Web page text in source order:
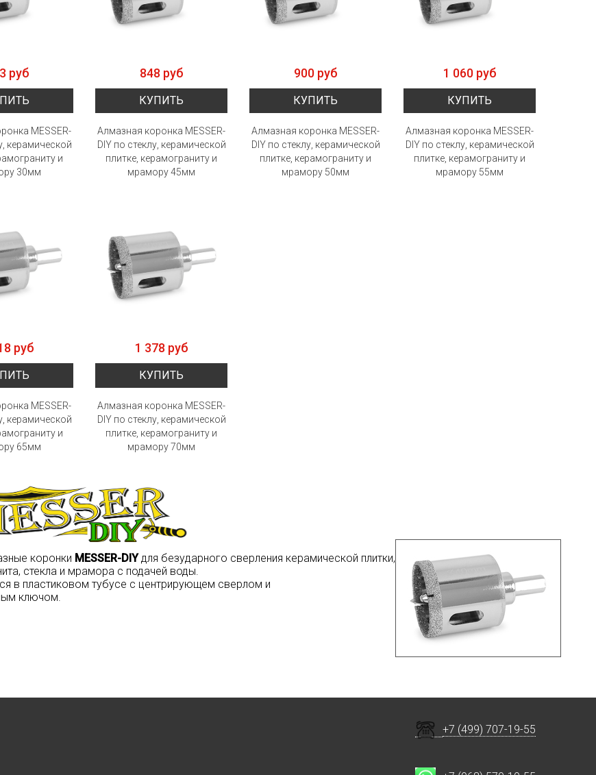
руб
MESSER-
керамической
и
30мм
848 руб
КУПИТЬ
Алмазная коронка MESSER-
DIY по стеклу, керамической
плитке, керамограниту и
мрамору 45мм
900 руб
КУПИТЬ
Алмазная коронка MESSER-
DIY по стеклу, керамической
плитке, керамограниту и
мрамору 50мм
1 060 руб
КУПИТЬ
Алмазная коронка MESSER-
DIY по стеклу, керамической
плитке, керамограниту и
мрамору 55мм
руб
MESSER-
керамической
и
65мм
1 378 руб
КУПИТЬ
Алмазная коронка MESSER-
DIY по стеклу, керамической
плитке, керамограниту и
мрамору 70мм
коронки MESSER-DIY для безударного сверления керамической плитки,
стекла и мрамора с подачей воды.
в пластиковом тубусе с центрирующем сверлом и
ключом.
+7 (499) 707-19-55